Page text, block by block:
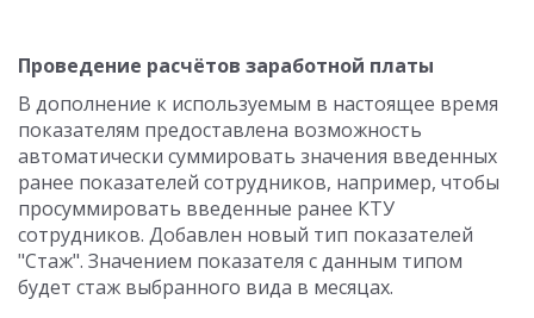
Проведение расчётов заработной платы
В дополнение к используемым в настоящее время
показателям предоставлена возможность
автоматически суммировать значения введенных
ранее показателей сотрудников, например, чтобы
просуммировать введенные ранее КТУ
сотрудников. Добавлен новый тип показателей
"Стаж". Значением показателя с данным типом
будет стаж выбранного вида в месяцах.